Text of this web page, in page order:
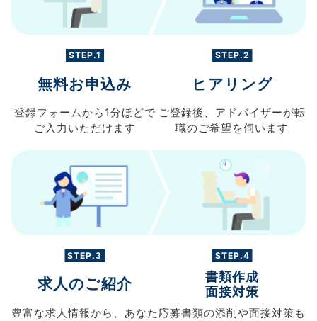
STEP.1
無料お申込み
登録フォームから 1分ほどで
ご入力 いただけます
STEP.2
ヒアリング
ご登録後、 アドバイザーが転
職のご希望を伺います
STEP.3
求人のご紹介
豊富な求人情報から、 あなた
STEP.4
書類作成
面接対策
応募書類の添削や面接対策も